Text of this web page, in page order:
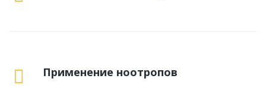
Применение ноотропов